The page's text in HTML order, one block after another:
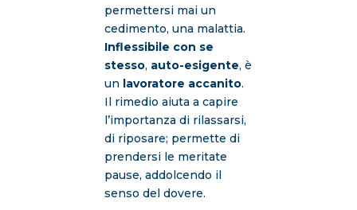
permettersi mai un
cedimento, una malattia.
Inflessibile con se
stesso, auto-esigente, è
un lavoratore accanito.
Il rimedio aiuta a capire
l’importanza di rilassarsi,
di riposare; permette di
prendersi le meritate
pause, addolcendo il
senso del dovere.